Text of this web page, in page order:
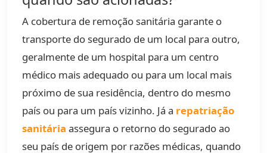
A cobertura de remoção sanitária garante o
transporte do segurado de um local para outro,
geralmente de um hospital para um centro
médico mais adequado ou para um local mais
próximo de sua residência, dentro do mesmo
país ou para um país vizinho. Já a repatriação
sanitária assegura o retorno do segurado ao
seu país de origem por razões médicas, quando